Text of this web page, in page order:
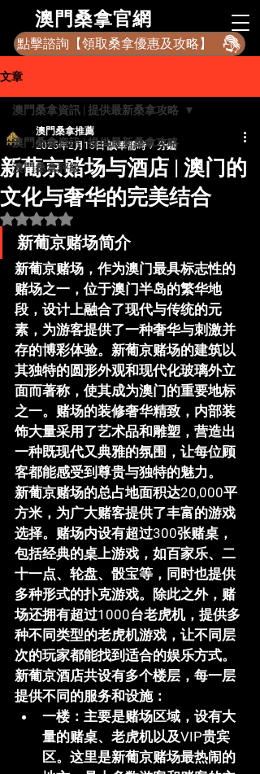
​澳門桑拿官網
點擊諮詢【領取桑拿優惠及攻略】
文章
澳門桑拿資訊 | 提供最新桑拿攻略
澳門桑拿評級
澳門桑拿資訊 | 提供最新桑拿攻略
新葡京赌场与酒店 | 澳门的
文化与奢华的完美结合
澳門桑拿推薦
2025年2月15日 讀畢需時 7 分鐘
評等為 NaN（最高為 5 顆星）。
新葡京赌场简介
新葡京赌场，作为澳门最具标志性的
赌场之一，位于澳门半岛的繁华地
段，设计上融合了现代与传统的元
素，为游客提供了一种奢华与刺激并
存的博彩体验。新葡京赌场的建筑以
其独特的圆形外观和现代化玻璃外立
面而著称，使其成为澳门的重要地标
之一。赌场的装修奢华精致，内部装
饰大量采用了艺术品和雕塑，营造出
一种既现代又典雅的氛围，让每位顾
客都能感受到尊贵与独特的魅力。
新葡京赌场的总占地面积达20,000平
方米，为广大赌客提供了丰富的游戏
选择。赌场内设有超过300张赌桌 ，
包括经典的桌上游戏，如百家乐、 二
十一点、 轮盘、 骰宝等，同时也提供
多种形式的扑克游戏。除此之外，赌
场还拥有超过1000台老虎机，提供多
种不同类型的老虎机游戏，让不同层
次的玩家都能找到适合的娱乐方式。
新葡京酒店共设有多个楼层，每一层
提供不同的服务和设施：
一楼：主要是赌场区域，设有大
量的赌桌、老虎机以及VIP贵宾
区。这里是新葡京赌场最热闹的